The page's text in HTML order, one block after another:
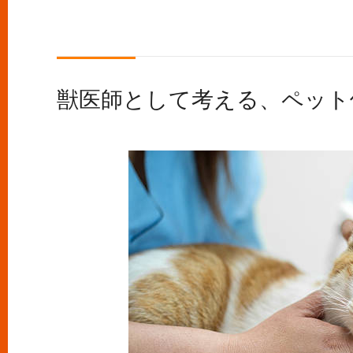
獣医師として考える、ペッ